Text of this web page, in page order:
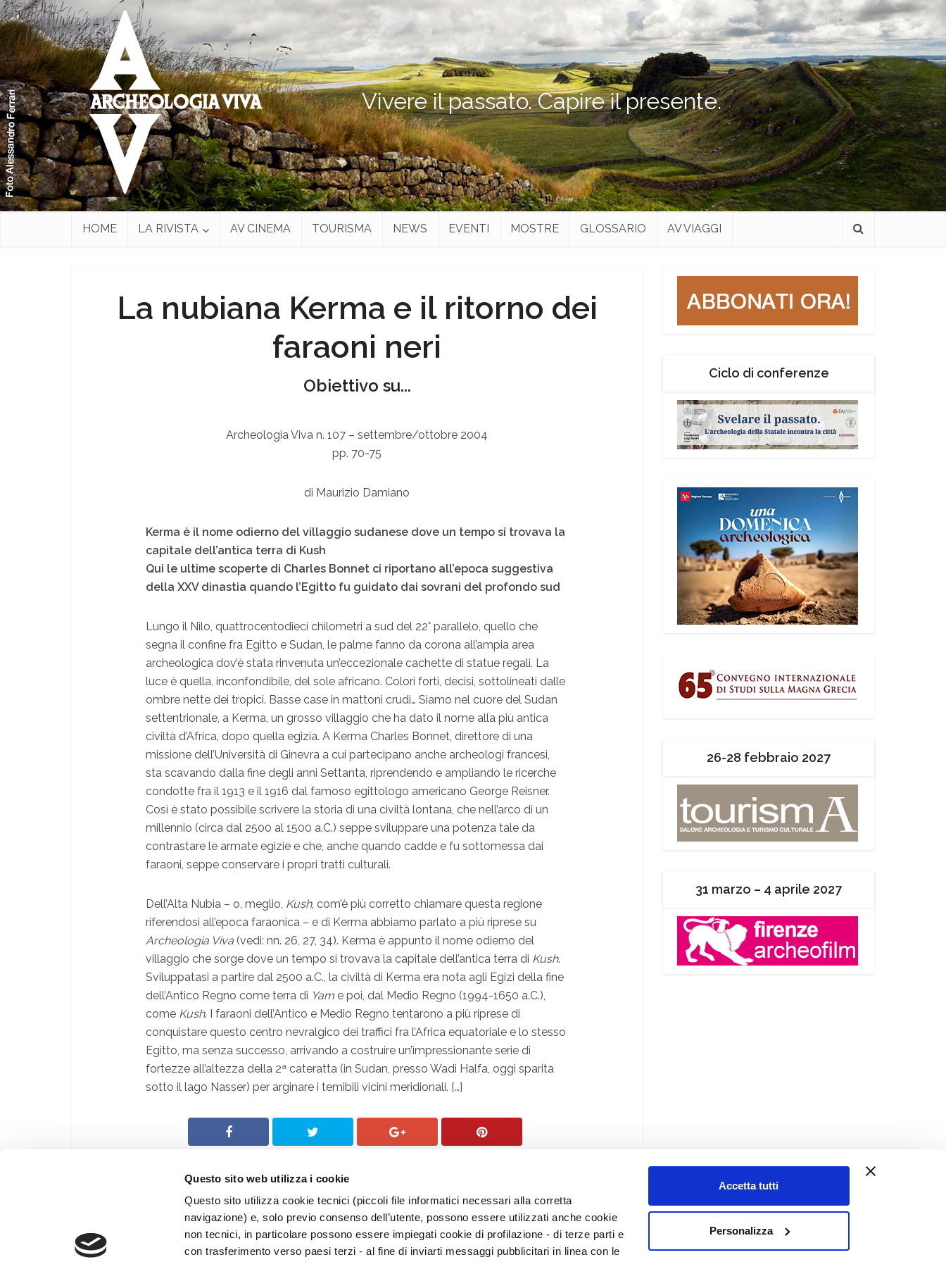
Questo sito web utilizza i cookie
Questo sito utilizza cookie tecnici (piccoli file informatici necessari alla corretta
navigazione) e, solo previo consenso dell’utente, possono essere utilizzati anche cookie
non tecnici, in particolare possono essere impiegati cookie di profilazione - di terze parti e
con trasferimento verso paesi terzi - al fine di inviarti messaggi pubblicitari in linea con le
Accetta tutti
Personalizza
Vivere il passato. Capire il presente.
HOME LA RIVISTA AV CINEMA TOURISMA NEWS EVENTI MOSTRE GLOSSARIO AV VIAGGI
La nubiana Kerma e il ritorno dei
faraoni neri
Obiettivo su...
Archeologia Viva n. 107 – settembre/ottobre 2004
pp. 70-75
di Maurizio Damiano
Kerma è il nome odierno del villaggio sudanese dove un tempo si trovava la
capitale dell’antica terra di Kush
Qui le ultime scoperte di Charles Bonnet ci riportano all’epoca suggestiva
della XXV dinastia quando l’Egitto fu guidato dai sovrani del profondo sud
Lungo il Nilo, quattrocentodieci chilometri a sud del 22° parallelo, quello che
segna il confine fra Egitto e Sudan, le palme fanno da corona all’ampia area
archeologica dov’è stata rinvenuta un’eccezionale cachette di statue regali. La
luce è quella, inconfondibile, del sole africano. Colori forti, decisi, sottolineati dalle
ombre nette dei tropici. Basse case in mattoni crudi… Siamo nel cuore del Sudan
settentrionale, a Kerma, un grosso villaggio che ha dato il nome alla più antica
civiltà d’Africa, dopo quella egizia. A Kerma Charles Bonnet, direttore di una
missione dell’Università di Ginevra a cui partecipano anche archeologi francesi,
sta scavando dalla fine degli anni Settanta, riprendendo e ampliando le ricerche
condotte fra il 1913 e il 1916 dal famoso egittologo americano George Reisner.
Così è stato possibile scrivere la storia di una civiltà lontana, che nell’arco di un
millennio (circa dal 2500 al 1500 a.C.) seppe sviluppare una potenza tale da
contrastare le armate egizie e che, anche quando cadde e fu sottomessa dai
faraoni, seppe conservare i propri tratti culturali.
Dell’Alta Nubia – o, meglio, Kush, com’è più corretto chiamare questa regione
riferendosi all’epoca faraonica – e di Kerma abbiamo parlato a più riprese su
Archeologia Viva (vedi: nn. 26, 27, 34). Kerma è appunto il nome odierno del
villaggio che sorge dove un tempo si trovava la capitale dell’antica terra di Kush.
Sviluppatasi a partire dal 2500 a.C., la civiltà di Kerma era nota agli Egizi della fine
dell’Antico Regno come terra di Yam e poi, dal Medio Regno (1994-1650 a.C.),
come Kush. I faraoni dell’Antico e Medio Regno tentarono a più riprese di
conquistare questo centro nevralgico dei traffici fra l’Africa equatoriale e lo stesso
Egitto, ma senza successo, arrivando a costruire un’impressionante serie di
fortezze all’altezza della 2ª cateratta (in Sudan, presso Wadi Halfa, oggi sparita
sotto il lago Nasser) per arginare i temibili vicini meridionali. […]
Ciclo di conferenze
26-28 febbraio 2027
31 marzo – 4 aprile 2027
®Giunti Editore S.p.a.
Web By
PRISMA Associazione Culturale
Chi siamo